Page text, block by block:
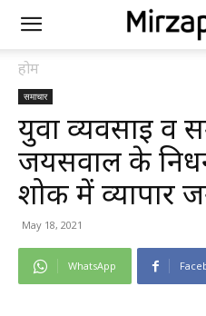
होम
समाचार
युवा व्यवसाई व
जयसवाल के
शोक में व्यापार
May 18, 2021
WhatsApp